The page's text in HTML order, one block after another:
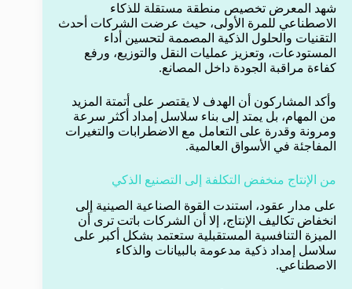
شهد المعرض تخصيص منطقة مستقلة للذكاء
الاصطناعي للمرة الأولى، حيث عرضت الشركات أحدث
التقنيات والحلول الذكية المصممة لتحسين أداء
المستودعات، وتعزيز عمليات النقل والتوزيع، ورفع
كفاءة مراقبة الجودة داخل المصانع.
وأكد المشاركون أن الهدف لا يقتصر على أتمتة المزيد
من المهام، بل يمتد إلى بناء سلاسل إمداد أكثر سرعة
ومرونة وقدرة على التعامل مع الاضطرابات والتغيرات
المفاجئة في الأسواق العالمية.
من الإنتاج منخفض التكلفة إلى التصنيع الذكي
على مدار عقود، استندت القوة الصناعية الصينية إلى
انخفاض تكاليف الإنتاج، إلا أن الشركات باتت ترى أن
الميزة التنافسية المستقبلية ستعتمد بشكل أكبر على
سلاسل إمداد ذكية مدعومة بالبيانات والذكاء
الاصطناعي.